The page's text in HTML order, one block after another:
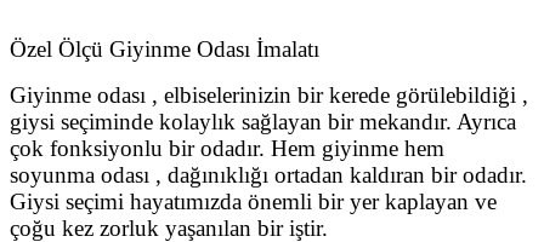
Özel Ölçü Giyinme Odası İmalatı
Giyinme odası , elbiselerinizin bir kerede görülebildiği ,
giysi seçiminde kolaylık sağlayan bir mekandır. Ayrıca
çok fonksiyonlu bir odadır. Hem giyinme hem
soyunma odası , dağınıklığı ortadan kaldıran bir odadır.
Giysi seçimi hayatımızda önemli bir yer kaplayan ve
çoğu kez zorluk yaşanılan bir iştir.